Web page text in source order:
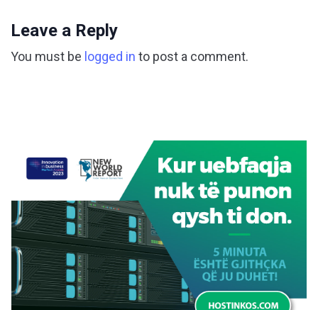
Leave a Reply
You must be logged in to post a comment.